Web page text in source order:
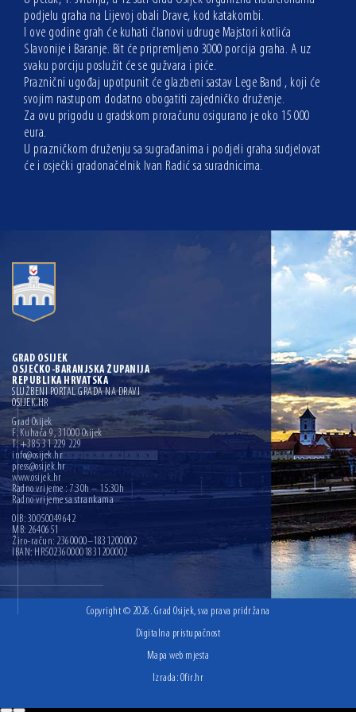
podjelu graha na Lijevoj obali Drave, kod katakombi.
I ove godine grah će kuhati članovi udruge Majstori kotlića
Slavonije i Baranje. Bit će pripremljeno 3000 porcija graha. A uz
svaku porciju poslužit će se gužvara i piće.
Praznični ugođaj upotpunit će glazbeni sastav Lege Band , koji će
svojim nastupom dodatno obogatiti zajedničko druženje.
Za ovu prigodu u gradskom proračunu osigurano je oko 15 000
eura.
U prazničkom druženju sa sugrađanima i podjeli graha sudjelovat
će i osječki gradonačelnik Ivan Radić sa suradnicima.
GRAD OSIJEK
OSJEČKO-BARANJSKA ŽUPANIJA
REPUBLIKA HRVATSKA
SLUŽBENI PORTAL GRADA NA DRAVI
OSIJEK.HR
Grad Osijek
F. Kuhača 9, 31000 Osijek
T: +385 31 229 229
info@osijek.hr
press@osijek.hr
www.osijek.hr
Radno vrijeme : 7:30h – 15:30h
Radno vrijeme sa strankama
OIB: 30050049642
MB: 2640651
Žiro-račun: 2360000–1831200002
IBAN: HR5023600001831200002
Copyright © 2026. Grad Osijek, sva prava pridržana
Digitalna pristupačnost
Mapa web mjesta
Izrada: Ofir.hr